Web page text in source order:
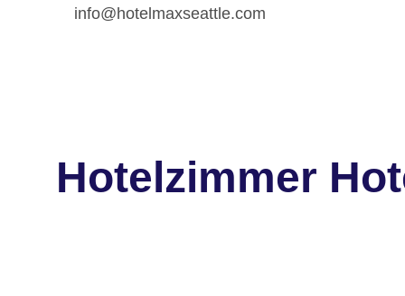
info@hotelmaxseattle.com
Hotelzimmer